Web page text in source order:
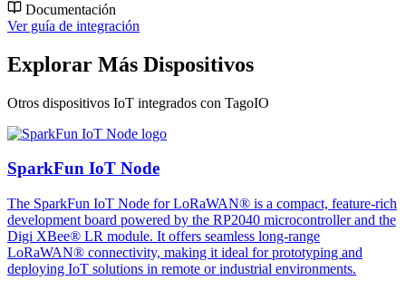
Documentación
Ver guía de integración
Explorar Más Dispositivos
Otros dispositivos IoT integrados con TagoIO
SparkFun IoT Node
The SparkFun IoT Node for LoRaWAN® is a compact, feature-rich
development board powered by the RP2040 microcontroller and the
Digi XBee® LR module. It offers seamless long-range
LoRaWAN® connectivity, making it ideal for prototyping and
deploying IoT solutions in remote or industrial environments.